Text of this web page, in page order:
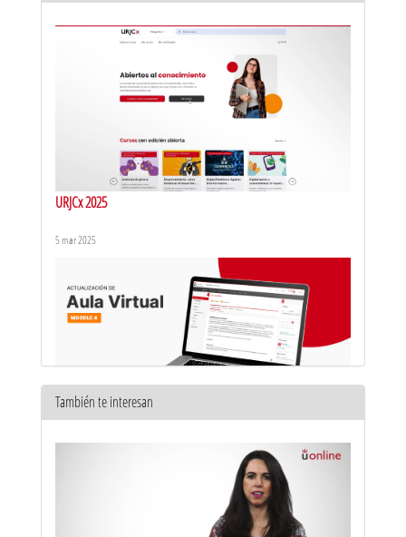
URJCx 2025
5 mar 2025
También te interesan